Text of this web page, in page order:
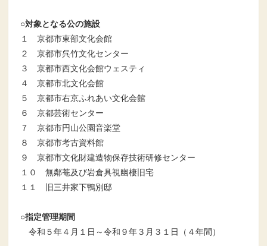
○対象となる公の施設
１ 京都市東部文化会館
２ 京都市呉竹文化センター
３ 京都市西文化会館ウェスティ
４ 京都市北文化会館
５ 京都市右京ふれあい文化会館
６ 京都芸術センター
７ 京都市円山公園音楽堂
８ 京都市考古資料館
９ 京都市文化財建造物保存技術研修センター
１０ 無鄰菴及び岩倉具視幽棲旧宅
１１ 旧三井家下鴨別邸
○指定管理期間
令和５年４月１日～令和９年３月３１日（４年間）